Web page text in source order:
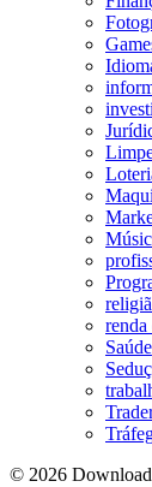
renda
Saúde
© 2026 Download